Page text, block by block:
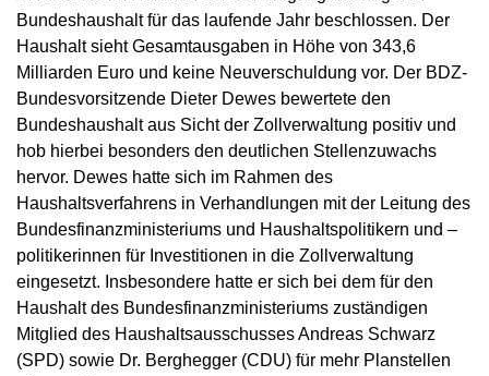
Bundeshaushalt für das laufende Jahr beschlossen. Der
Haushalt sieht Gesamtausgaben in Höhe von 343,6
Milliarden Euro und keine Neuverschuldung vor. Der BDZ-
Bundesvorsitzende Dieter Dewes bewertete den
Bundeshaushalt aus Sicht der Zollverwaltung positiv und
hob hierbei besonders den deutlichen Stellenzuwachs
hervor. Dewes hatte sich im Rahmen des
Haushaltsverfahrens in Verhandlungen mit der Leitung des
Bundesfinanzministeriums und Haushaltspolitikern und –
politikerinnen für Investitionen in die Zollverwaltung
eingesetzt. Insbesondere hatte er sich bei dem für den
Haushalt des Bundesfinanzministeriums zuständigen
Mitglied des Haushaltsausschusses Andreas Schwarz
(SPD) sowie Dr. Berghegger (CDU) für mehr Planstellen